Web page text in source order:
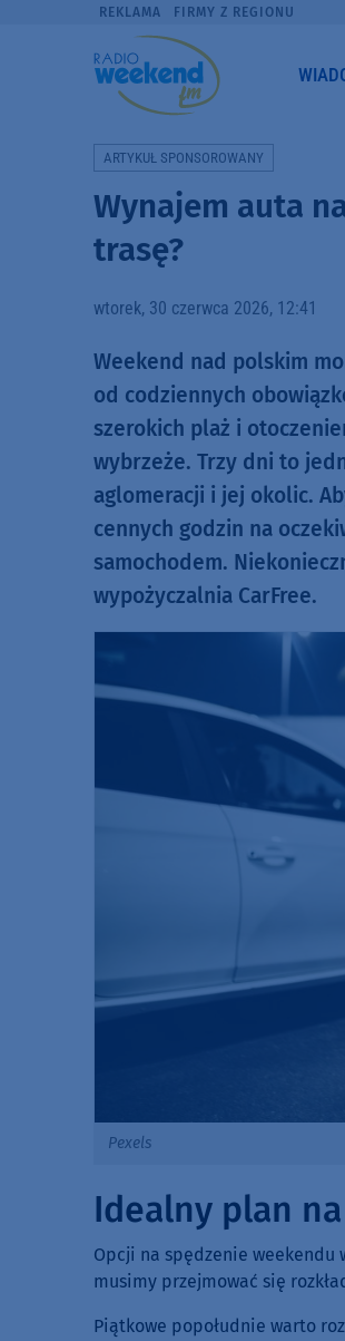
REKLAMA FIRMY Z REGIONU
ARTYKUŁ SPONSOROWANY
Wynajem auta
trasę?
wtorek, 30 czerwca 2026, 12:41
Weekend nad polskim
od codziennych
szerokich plaż i
wybrzeże. Trzy dni to
aglomeracji i jej okolic.
cennych godzin na
samochodem.
wypożyczalnia CarFree.
Pexels
Idealny plan
Opcji na spędzenie weekendu
musimy przejmować się
Piątkowe popołudnie warto